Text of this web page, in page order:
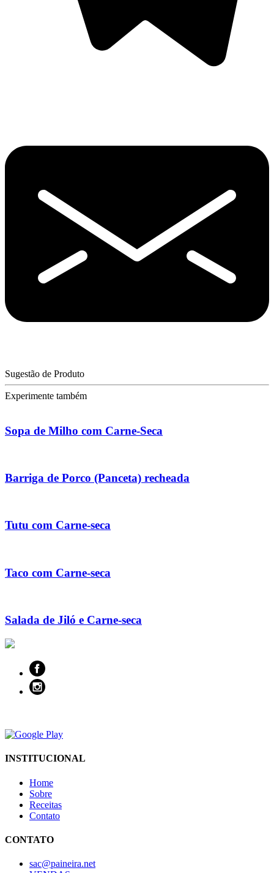
Sugestão de Produto
Experimente também
Sopa de Milho com Carne-Seca
Barriga de Porco (Panceta) recheada
Tutu com Carne-seca
Taco com Carne-seca
Salada de Jiló e Carne-seca
INSTITUCIONAL
Home
Sobre
Receitas
Contato
CONTATO
sac@paineira.net